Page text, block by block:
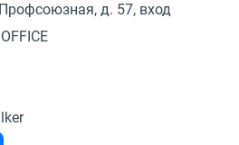
д. 57, вход